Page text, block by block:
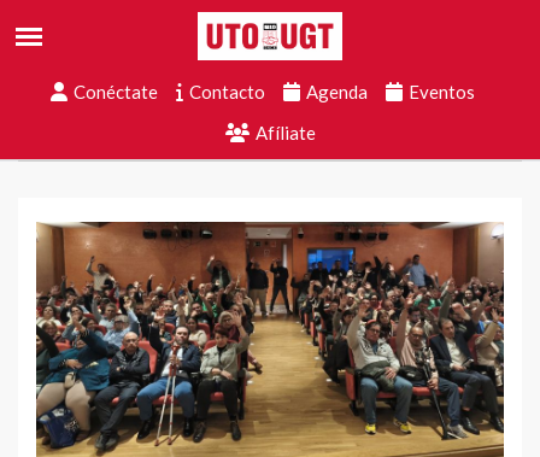
Conéctate Contacto Agenda
Eventos
Afíliate